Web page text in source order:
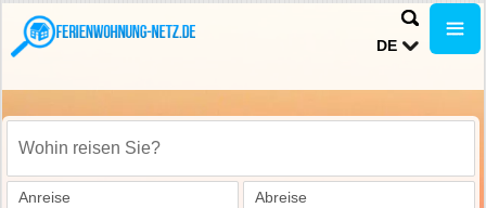
DE
Wohin reisen Sie?
Anreise Abreise